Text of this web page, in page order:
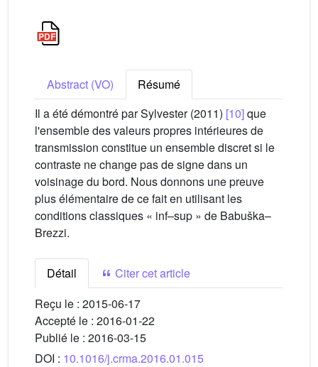
Abstract (VO)
Résumé
Il a été démontré par Sylvester (2011) [10]que
l'ensemble des valeurs propres intérieures de
transmission constitue un ensemble discret si le
contraste ne change pas de signe dans un
voisinage du bord. Nous donnons une preuve
plus élémentaire de ce fait en utilisant les
conditions classiques « inf–sup » de Babuška–
Brezzi.
Détail
Citer cet article
Reçu le : 2015-06-17
Accepté le : 2016-01-22
Publié le : 2016-03-15
DOI : 10.1016/j.crma.2016.01.015